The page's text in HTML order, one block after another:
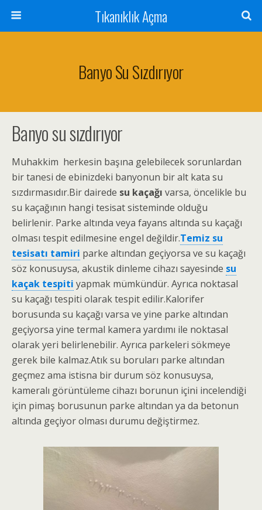
Tıkanıklık Açma
Banyo Su Sızdırıyor
Banyo su sızdırıyor
Muhakkim herkesin başına gelebilecek sorunlardan
bir tanesi de ebinizdeki banyonun bir alt kata su
sızdırmasıdır.Bir dairede su kaçağı varsa, öncelikle bu
su kaçağının hangi tesisat sisteminde olduğu
belirlenir. Parke altında veya fayans altında su kaçağı
olması tespit edilmesine engel değildir.Temiz su
tesisatı tamiri parke altından geçiyorsa ve su kaçağı
söz konusuysa, akustik dinleme cihazı sayesinde su
kaçak tespiti yapmak mümkündür. Ayrıca noktasal
su kaçağı tespiti olarak tespit edilir.Kalorifer
borusunda su kaçağı varsa ve yine parke altından
geçiyorsa yine termal kamera yardımı ile noktasal
olarak yeri belirlenebilir. Ayrıca parkeleri sökmeye
gerek bile kalmaz.Atık su boruları parke altından
geçmez ama istisna bir durum söz konusuysa,
kameralı görüntüleme cihazı borunun içini incelendiği
için pimaş borusunun parke altından ya da betonun
altında geçiyor olması durumu değiştirmez.